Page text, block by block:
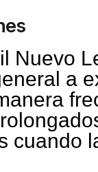
Nuevo
a
cuando